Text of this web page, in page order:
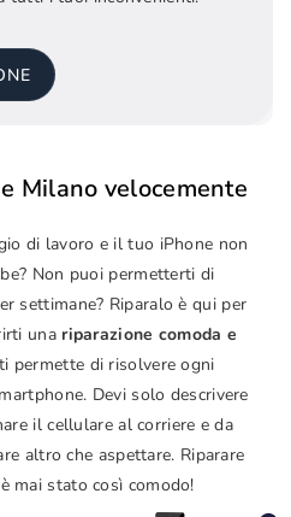
Milano velocemente
di lavoro e il tuo iPhone non
Non puoi permetterti di
settimane? Riparalo è qui per
una riparazione comoda e
ti permette di risolvere ogni
Devi solo descrivere
il cellulare al corriere e da
altro che aspettare. Riparare
mai stato così comodo!